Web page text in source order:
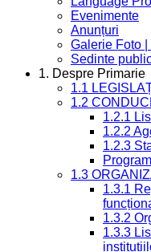
Evenimente
Anunțuri
Galerie Foto
Sedinte
1. Despre Primarie
1.1
1.2
1.2.1
1.2.2
1.2.3
1.3
1.3.1
1.3.2
1.3.3